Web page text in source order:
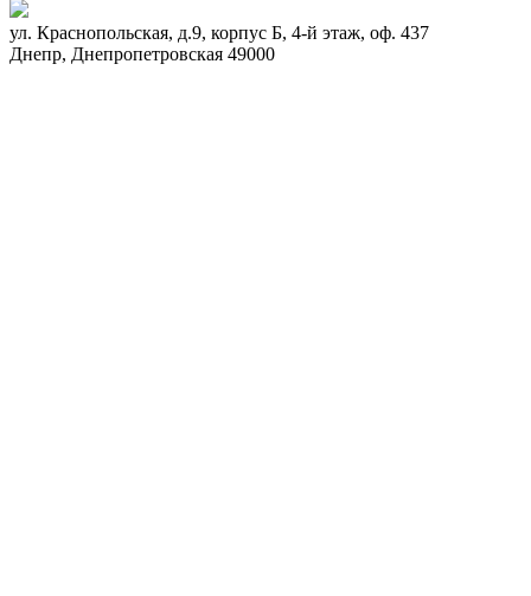
ул. Краснопольская, д.9, корпус Б, 4-й этаж, оф. 437
Днепр, Днепропетровская 49000